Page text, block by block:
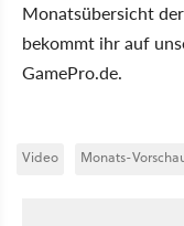
Monatsübersicht
bekommt ihr auf
GamePro.de.
Video Monats-